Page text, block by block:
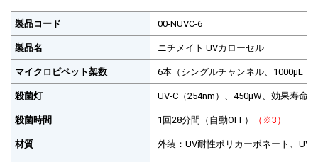
製品コード 00-NUVC-6
製品名 ニチメイト UVカローセル
マイクロピペット架数 6本（シングルチャンネル、1000μL
殺菌灯 UV-C（254nm）、450μW、効果寿命
殺菌時間 1回28分間（自動OFF） （※3）
材質 外装：UV耐性ポリカーボネート、UV